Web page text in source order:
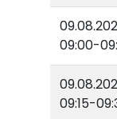
09:00-
09:15-